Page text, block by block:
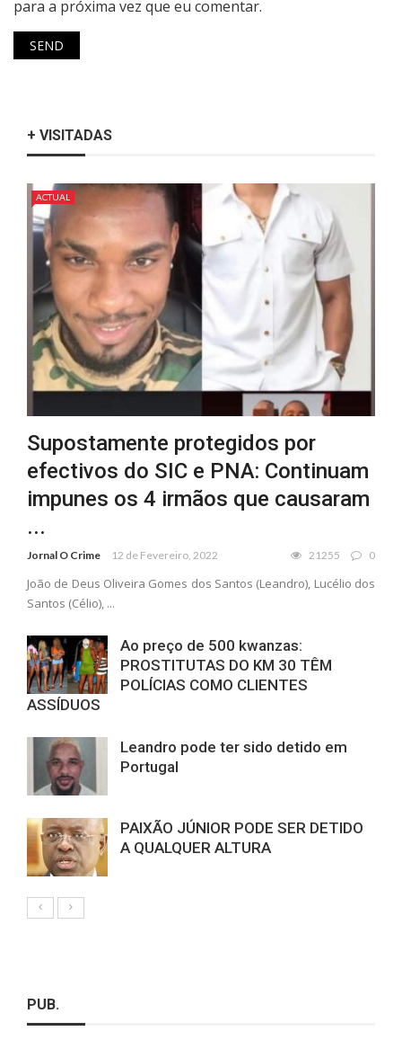
para a próxima vez que eu comentar.
+ VISITADAS
ACTUAL
Supostamente protegidos por
efectivos do SIC e PNA: Continuam
impunes os 4 irmãos que causaram
...
Jornal O Crime 12 de Fevereiro, 2022 21255 0
João de Deus Oliveira Gomes dos Santos (Leandro), Lucélio dos
Santos (Célio), ...
Ao preço de 500 kwanzas:
PROSTITUTAS DO KM 30 TÊM
POLÍCIAS COMO CLIENTES
ASSÍDUOS
Leandro pode ter sido detido em
Portugal
PAIXÃO JÚNIOR PODE SER DETIDO
A QUALQUER ALTURA
PUB.